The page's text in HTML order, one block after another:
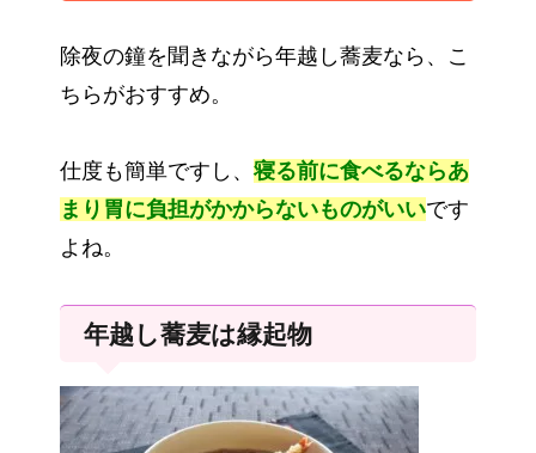
除夜の鐘を聞きながら年越し蕎麦なら、こ
ちらがおすすめ。
仕度も簡単ですし、寝る前に食べるならあ
まり胃に負担がかからないものがいいです
よね。
年越し蕎麦は縁起物